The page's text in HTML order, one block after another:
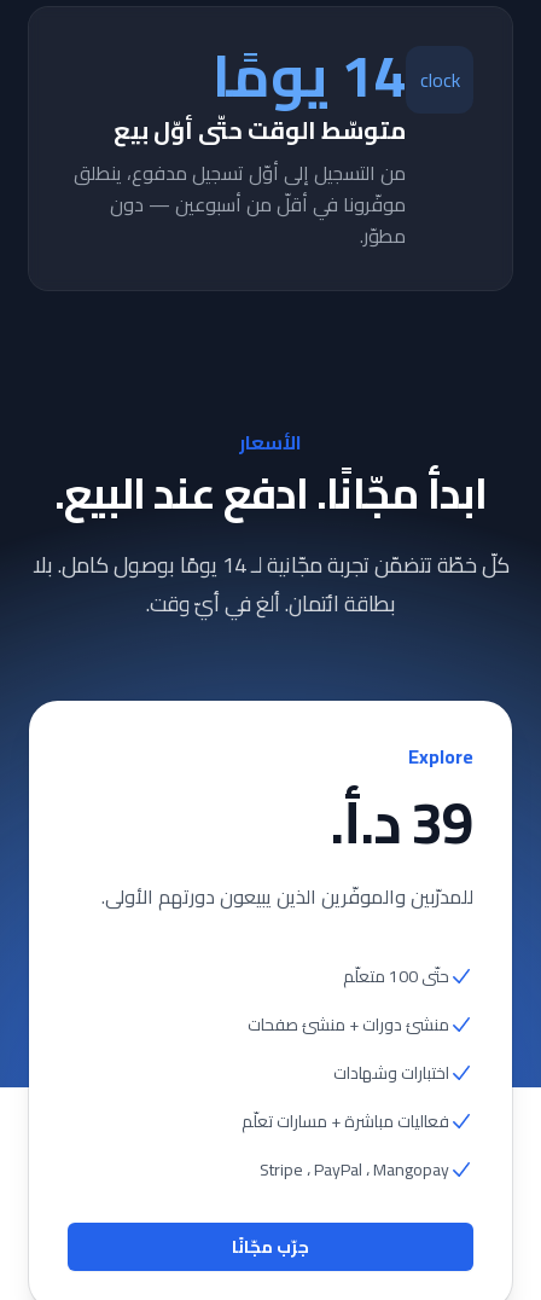
clock 14 يومًا
متوسّط الوقت حتّى أوّل بيع
من التسجيل إلى أوّل تسجيل مدفوع، ينطلق
موفّرونا في أقلّ من أسبوعين — دون
مطوّر.
الأسعار
ابدأ مجّانًا. ادفع عند البيع.
كلّ خطّة تتضمّن تجربة مجّانية لـ 14 يومًا بوصول كامل. بلا
بطاقة ائتمان. ألغ في أيّ وقت.
Explore
39 د.أ.
للمدرّبين والموفّرين الذين يبيعون دورتهم الأولى.
حتّى 100 متعلّم
منشئ دورات + منشئ صفحات
اختبارات وشهادات
فعاليات مباشرة + مسارات تعلّم
Stripe ، PayPal ، Mangopay
جرّب مجّانًا